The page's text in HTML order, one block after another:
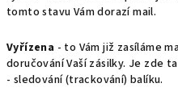
tomto stavu Vám dorazí mail.
Vyřízena - to Vám již zasíláme
doručování Vaší zásilky. Je zde
- sledování (trackování) balíku.